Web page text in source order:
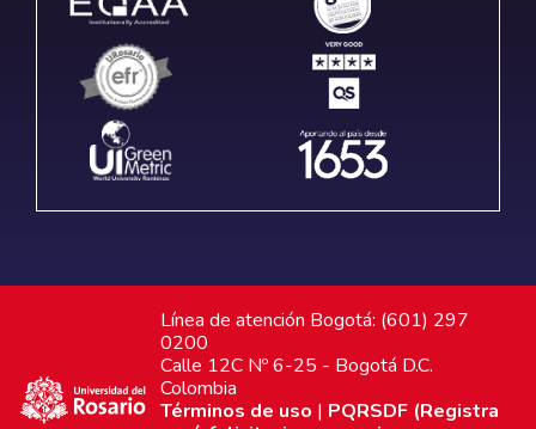
Línea de atención Bogotá: (601) 297
0200
Calle 12C Nº 6-25 - Bogotá D.C.
Colombia
Términos de uso | PQRSDF (Registra